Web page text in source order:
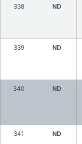
338 ND
339 ND
340 ND
341 ND